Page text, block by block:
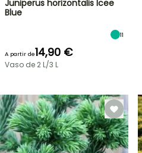
Juniperus horizontalis Icee
Blue
11
A partir de14,90 €
Vaso de 2 L/3 L